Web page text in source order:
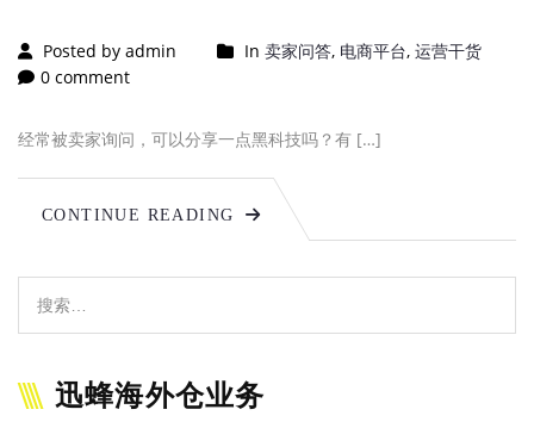
Posted by admin In 卖家问答, 电商平台, 运营干货
0 comment
经常被卖家询问，可以分享一点黑科技吗？有 […]
CONTINUE READING
迅蜂海外仓业务